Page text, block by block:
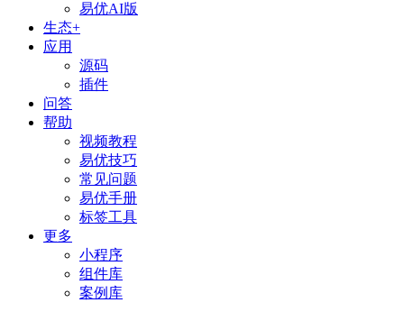
易优AI版
生态+
应用
源码
插件
问答
帮助
视频教程
易优技巧
常见问题
易优手册
标签工具
更多
小程序
组件库
案例库